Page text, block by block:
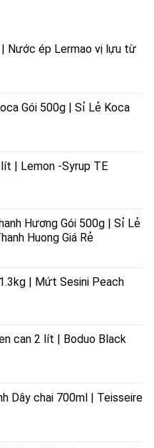
Nước ép Lermao vị lựu từ
Gói 500g | Sỉ Lẻ Koca
| Lemon -Syrup TE
Hương Gói 500g | Sỉ Lẻ
Huong Giá Rẻ
| Mứt Sesini Peach
can 2 lít | Boduo Black
Dây chai 700ml | Teisseire